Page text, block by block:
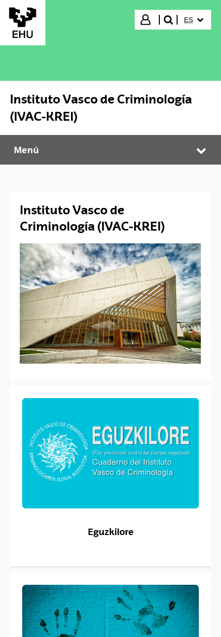
Saltar al contenido principal
Iniciar sesión
buscar"
ES
Instituto Vasco de Criminología
(IVAC-KREI)
Instituto Vasco de Criminología (IVAC-KREI)
Menú
Instituto Vasco de
Criminología (IVAC-KREI)
Eguzkilore